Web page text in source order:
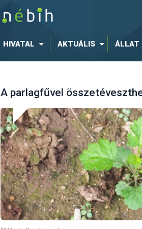
HIVATAL AKTUÁLIS ÁLLAT
A parlagfűvel